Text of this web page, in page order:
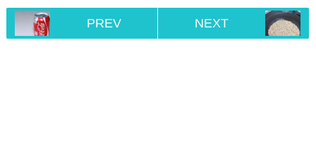
PREV NEXT